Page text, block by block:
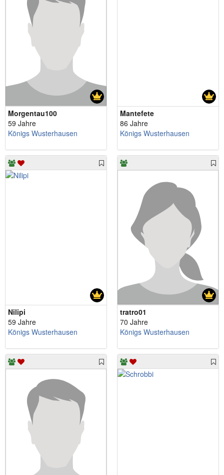
Morgentau100
59 Jahre
Königs Wusterhausen
Mantefete
86 Jahre
Königs Wusterhausen
Nilipi
59 Jahre
Königs Wusterhausen
tratro01
70 Jahre
Königs Wusterhausen